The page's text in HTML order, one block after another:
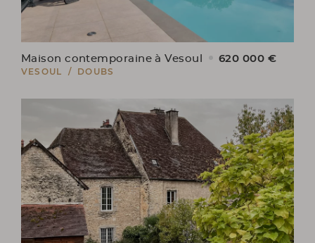
Maison contemporaine à Vesoul 620 000 €
VESOUL / DOUBS